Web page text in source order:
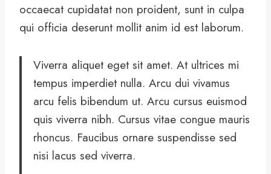
occaecat cupidatat non proident, sunt in culpa
qui officia deserunt mollit anim id est laborum.
Viverra aliquet eget sit amet. At ultrices mi
tempus imperdiet nulla. Arcu dui vivamus
arcu felis bibendum ut. Arcu cursus euismod
quis viverra nibh. Cursus vitae congue mauris
rhoncus. Faucibus ornare suspendisse sed
nisi lacus sed viverra.